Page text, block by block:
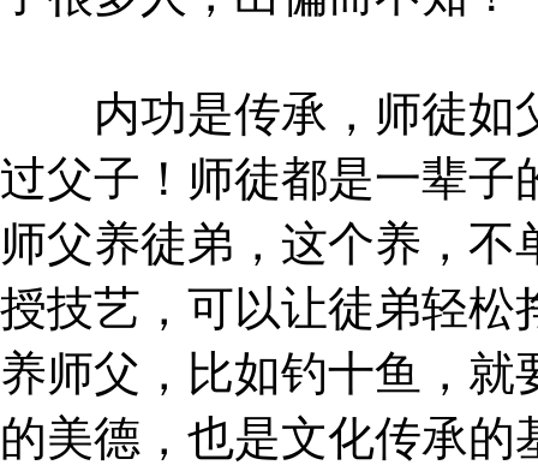
内功是传承，师徒如
过父子！师徒都是一辈子
师父养徒弟，这个养，
授技艺，可以让徒弟轻松
养师父，比如钓十鱼，
的美德，也是文化传承